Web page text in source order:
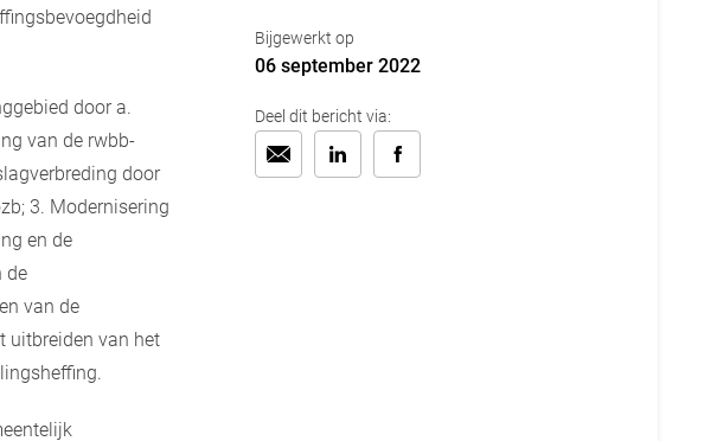
door a.
van de rwbb-
door
3. Modernisering
en de
de
van de
uitbreiden van het
Bijgewerkt op
06 september 2022
Deel dit bericht via: